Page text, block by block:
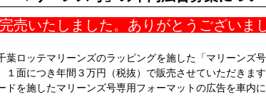
売いたしました。ありがとうございま
ロッテマリーンズのラッピングを施した「マリーンズ
面につき年間３万円（税抜）で販売させていただきま
を施したマリーンズ号専用フォーマットの広告を車内